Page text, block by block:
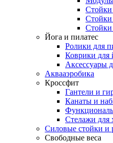
Стойки
Стойки
Стойки
Йога и пилатес
Ролики для
Коврики для
Аксессуары
Аквааэробика
Кроссфит
Гантели и
Канаты и
Стелажи для
Силовые стойки
Свободные веса